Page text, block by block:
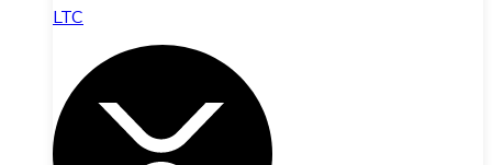
LTC